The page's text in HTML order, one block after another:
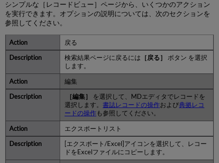
シンプルな［レコードビュー］ページから、いくつかのアクション
を実行できます。オプションの説明については、次のセクションを
参照してください。
戻る
検索結果ページに戻るには ［戻る］
ボタン を選択
します。
‎編集
［編集］
を選択して、MDエディタでレコードを
選択します。書誌レコードの操作および典拠レコ
ードの操作も参照してください。
エクスポートリスト
[エクスポート/Excel]アイコンを選択して、レコー
ドをExcelファイルにコピーします。